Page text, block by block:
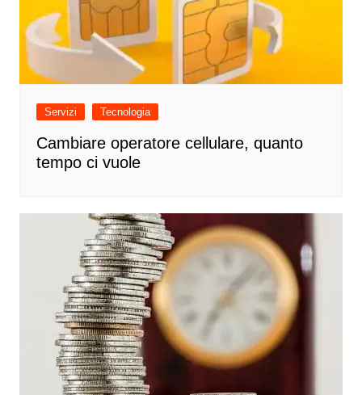
Servizi Tecnologia
Cambiare operatore cellulare, quanto
tempo ci vuole